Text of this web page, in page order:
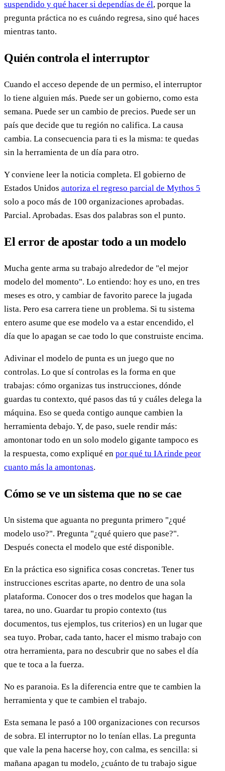
suspendido y qué hacer si dependías de él, porque la
pregunta práctica no es cuándo regresa, sino qué haces
mientras tanto.
Quién controla el interruptor
Cuando el acceso depende de un permiso, el interruptor
lo tiene alguien más. Puede ser un gobierno, como esta
semana. Puede ser un cambio de precios. Puede ser un
país que decide que tu región no califica. La causa
cambia. La consecuencia para ti es la misma: te quedas
sin la herramienta de un día para otro.
Y conviene leer la noticia completa. El gobierno de
Estados Unidos autoriza el regreso parcial de Mythos 5
solo a poco más de 100 organizaciones aprobadas.
Parcial. Aprobadas. Esas dos palabras son el punto.
El error de apostar todo a un modelo
Mucha gente arma su trabajo alrededor de "el mejor
modelo del momento". Lo entiendo: hoy es uno, en tres
meses es otro, y cambiar de favorito parece la jugada
lista. Pero esa carrera tiene un problema. Si tu sistema
entero asume que ese modelo va a estar encendido, el
día que lo apagan se cae todo lo que construiste encima.
Adivinar el modelo de punta es un juego que no
controlas. Lo que sí controlas es la forma en que
trabajas: cómo organizas tus instrucciones, dónde
guardas tu contexto, qué pasos das tú y cuáles delega la
máquina. Eso se queda contigo aunque cambien la
herramienta debajo. Y, de paso, suele rendir más:
amontonar todo en un solo modelo gigante tampoco es
la respuesta, como expliqué en por qué tu IA rinde peor
cuanto más la amontonas.
Cómo se ve un sistema que no se cae
Un sistema que aguanta no pregunta primero "¿qué
modelo uso?". Pregunta "¿qué quiero que pase?".
Después conecta el modelo que esté disponible.
En la práctica eso significa cosas concretas. Tener tus
instrucciones escritas aparte, no dentro de una sola
plataforma. Conocer dos o tres modelos que hagan la
tarea, no uno. Guardar tu propio contexto (tus
documentos, tus ejemplos, tus criterios) en un lugar que
sea tuyo. Probar, cada tanto, hacer el mismo trabajo con
otra herramienta, para no descubrir que no sabes el día
que te toca a la fuerza.
No es paranoia. Es la diferencia entre que te cambien la
herramienta y que te cambien el trabajo.
Esta semana le pasó a 100 organizaciones con recursos
de sobra. El interruptor no lo tenían ellas. La pregunta
que vale la pena hacerse hoy, con calma, es sencilla: si
mañana apagan tu modelo, ¿cuánto de tu trabajo sigue